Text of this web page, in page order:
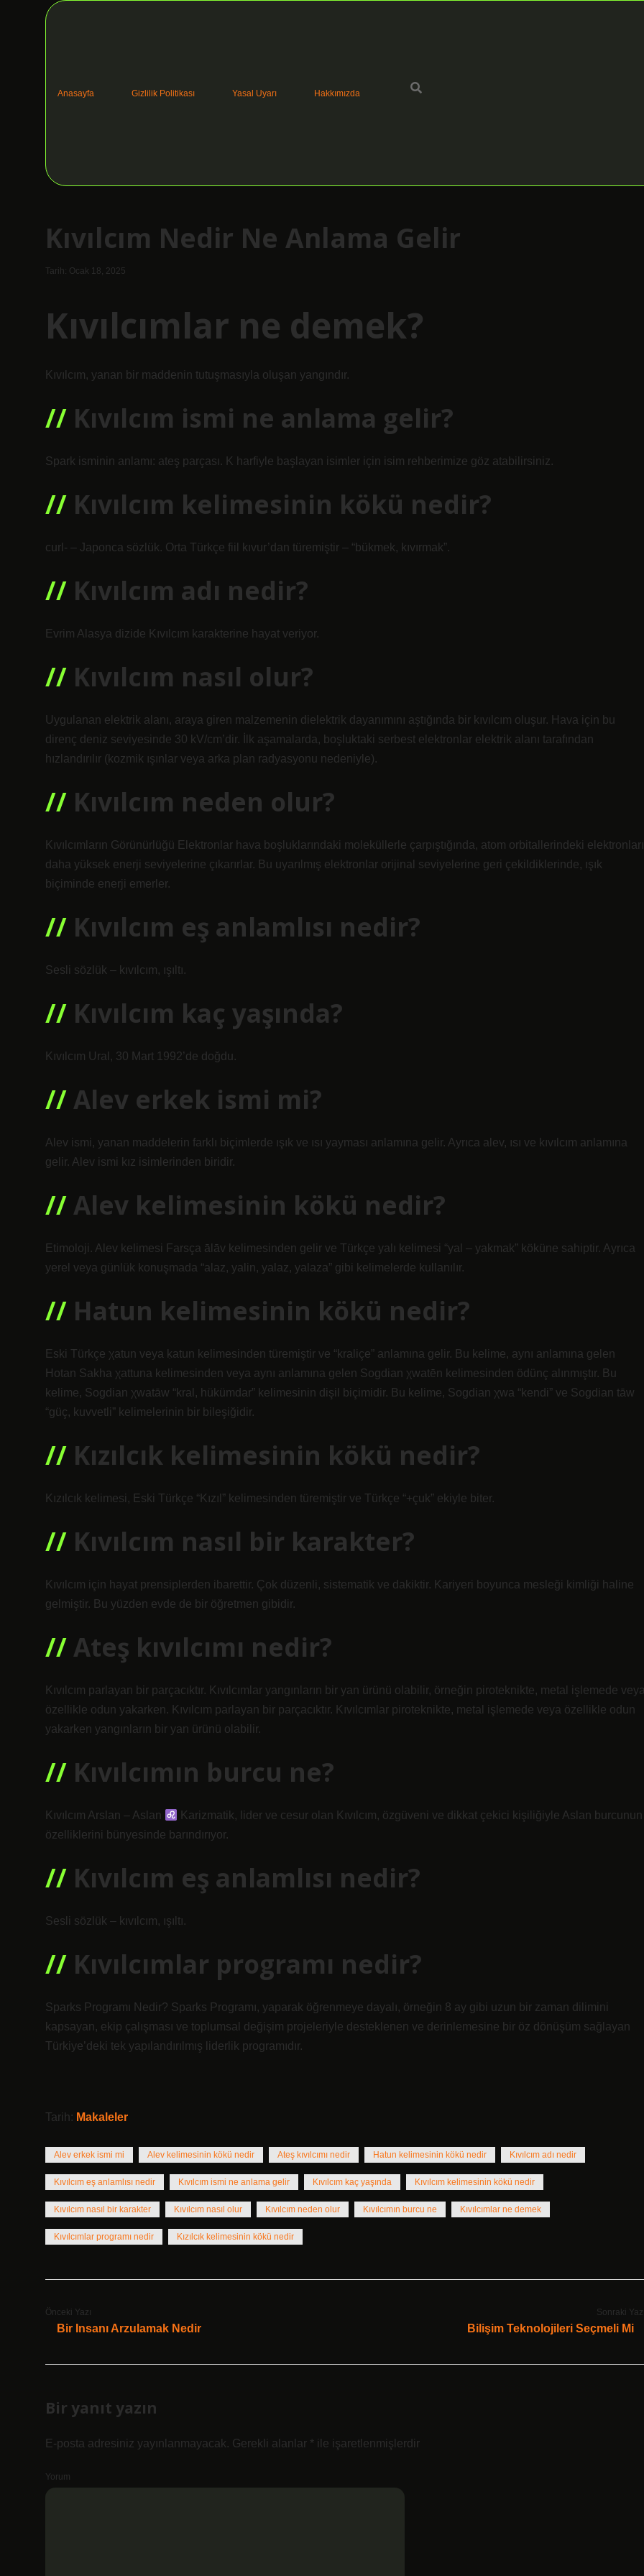
Anasayfa Gizlilik Politikası Yasal Uyarı Hakkımızda
Kıvılcım Nedir Ne Anlama Gelir
Tarih: Ocak 18, 2025
Kıvılcımlar ne demek?
Kıvılcım, yanan bir maddenin tutuşmasıyla oluşan yangındır.
Kıvılcım ismi ne anlama gelir?
Spark isminin anlamı: ateş parçası. K harfiyle başlayan isimler için isim rehberimize göz atabilirsiniz.
Kıvılcım kelimesinin kökü nedir?
curl- – Japonca sözlük. Orta Türkçe fiil kıvur’dan türemiştir – “bükmek, kıvırmak”.
Kıvılcım adı nedir?
Evrim Alasya dizide Kıvılcım karakterine hayat veriyor.
Kıvılcım nasıl olur?
Uygulanan elektrik alanı, araya giren malzemenin dielektrik dayanımını aştığında bir kıvılcım oluşur. Hava için bu
direnç deniz seviyesinde 30 kV/cm’dir. İlk aşamalarda, boşluktaki serbest elektronlar elektrik alanı tarafından
hızlandırılır (kozmik ışınlar veya arka plan radyasyonu nedeniyle).
Kıvılcım neden olur?
Kıvılcımların Görünürlüğü Elektronlar hava boşluklarındaki moleküllerle çarpıştığında, atom orbitallerindeki elektronları
daha yüksek enerji seviyelerine çıkarırlar. Bu uyarılmış elektronlar orijinal seviyelerine geri çekildiklerinde, ışık
biçiminde enerji emerler.
Kıvılcım eş anlamlısı nedir?
Sesli sözlük – kıvılcım, ışıltı.
Kıvılcım kaç yaşında?
Kıvılcım Ural, 30 Mart 1992’de doğdu.
Alev erkek ismi mi?
Alev ismi, yanan maddelerin farklı biçimlerde ışık ve ısı yayması anlamına gelir. Ayrıca alev, ısı ve kıvılcım anlamına
gelir. Alev ismi kız isimlerinden biridir.
Alev kelimesinin kökü nedir?
Etimoloji. Alev kelimesi Farsça ālāv kelimesinden gelir ve Türkçe yalı kelimesi “yal – yakmak” köküne sahiptir. Ayrıca
yerel veya günlük konuşmada “alaz, yalin, yalaz, yalaza” gibi kelimelerde kullanılır.
Hatun kelimesinin kökü nedir?
Eski Türkçe χatun veya ḳatun kelimesinden türemiştir ve “kraliçe” anlamına gelir. Bu kelime, aynı anlamına gelen
Hotan Sakha χattuna kelimesinden veya aynı anlamına gelen Sogdian χwatēn kelimesinden ödünç alınmıştır. Bu
kelime, Sogdian χwatāw “kral, hükümdar” kelimesinin dişil biçimidir. Bu kelime, Sogdian χwa “kendi” ve Sogdian tāw
“güç, kuvvetli” kelimelerinin bir bileşiğidir.
Kızılcık kelimesinin kökü nedir?
Kızılcık kelimesi, Eski Türkçe “Kızıl” kelimesinden türemiştir ve Türkçe “+çuk” ekiyle biter.
Kıvılcım nasıl bir karakter?
Kıvılcım için hayat prensiplerden ibarettir. Çok düzenli, sistematik ve dakiktir. Kariyeri boyunca mesleği kimliği haline
gelmiştir. Bu yüzden evde de bir öğretmen gibidir.
Ateş kıvılcımı nedir?
Kıvılcım parlayan bir parçacıktır. Kıvılcımlar yangınların bir yan ürünü olabilir, örneğin piroteknikte, metal işlemede
özellikle odun yakarken. Kıvılcım parlayan bir parçacıktır. Kıvılcımlar piroteknikte, metal işlemede veya özellikle odun
yakarken yangınların bir yan ürünü olabilir.
Kıvılcımın burcu ne?
Kıvılcım Arslan – Aslan
Karizmatik, lider ve cesur olan Kıvılcım, özgüveni ve dikkat çekici kişiliğiyle Aslan burcunun
özelliklerini bünyesinde barındırıyor.
Kıvılcım eş anlamlısı nedir?
Sesli sözlük – kıvılcım, ışıltı.
Kıvılcımlar programı nedir?
Sparks Programı Nedir? Sparks Programı, yaparak öğrenmeye dayalı, örneğin 8 ay gibi uzun bir zaman dilimini
kapsayan, ekip çalışması ve toplumsal değişim projeleriyle desteklenen ve derinlemesine bir öz dönüşüm sağlayan
Türkiye’deki tek yapılandırılmış liderlik programıdır.
Tarih: Makaleler
Alev erkek ismi mi Alev kelimesinin kökü nedir Ateş kıvılcımı nedir Hatun kelimesinin kökü nedir Kıvılcım adı nedir
Kıvılcım eş anlamlısı nedir Kıvılcım ismi ne anlama gelir Kıvılcım kaç yaşında Kıvılcım kelimesinin kökü nedir
Kıvılcım nasıl bir karakter Kıvılcım nasıl olur Kıvılcım neden olur Kıvılcımın burcu ne Kıvılcımlar ne demek
Kıvılcımlar programı nedir Kızılcık kelimesinin kökü nedir
Önceki Yazı
Bir Insanı Arzulamak Nedir
Sonraki
Bilişim Teknolojileri Seçmeli Mi
Bir yanıt yazın
E-posta adresiniz yayınlanmayacak. Gerekli alanlar * ile işaretlenmişlerdir
Yorum